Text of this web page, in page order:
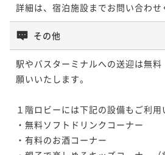
詳細は、宿泊施設までお問い合わせ
その他
駅やバスターミナルへの送迎は無
願いいたします。
１階ロビーには下記の設備もご利用
・無料ソフトドリンクコーナー
・有料のお酒コーナー